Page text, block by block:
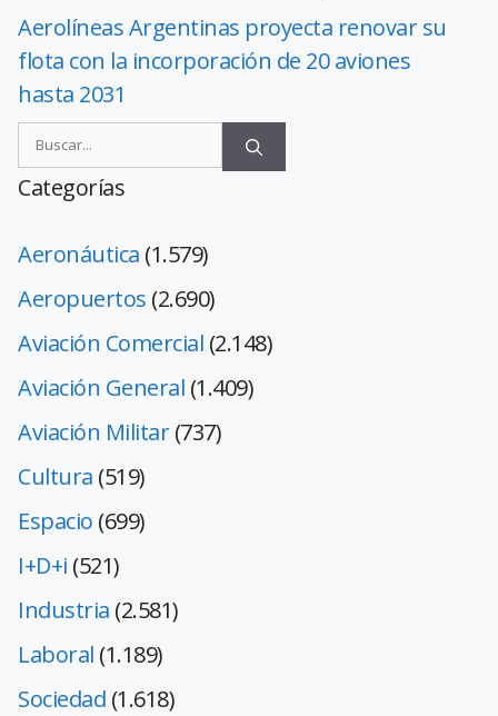
Aerolíneas Argentinas proyecta renovar su
flota con la incorporación de 20 aviones
hasta 2031
Categorías
Aeronáutica (1.579)
Aeropuertos (2.690)
Aviación Comercial (2.148)
Aviación General (1.409)
Aviación Militar(737)
Cultura (519)
Espacio (699)
I+D+i (521)
Industria (2.581)
Laboral (1.189)
Sociedad (1.618)